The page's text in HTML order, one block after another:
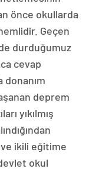
önce okullarda
Geçen
durduğumuz
cevap
donanım
deprem
yıkılmış
ikili eğitime
okul